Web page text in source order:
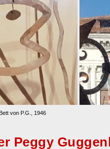
von P.G., 1946
Peggy